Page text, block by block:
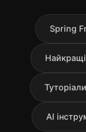
Spring
Туторіали
AI